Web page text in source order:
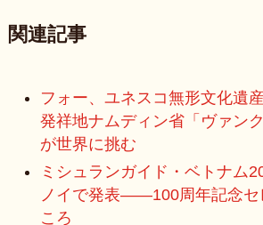
関連記事
フォー、ユネスコ無形文化
発祥地ナムディン省「ヴァン
が世界に挑む
ミシュランガイド・ベトナム
ノイで発表——100周年記念セ
ころ